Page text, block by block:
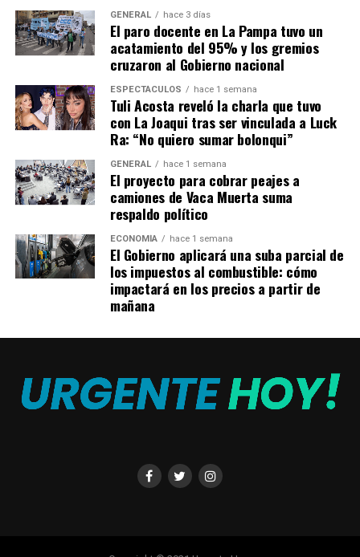
Además,Macedocontó cómo se está recuperando y
dejó algunas recomendaciones a sus seguidores de las
redes sociales para que no les pase lo mismo. “¡Ponga
antideslizante en sus duchas! Una humilde
recomendación”, dijo.
“Les pasa un update y ahora les muestro un poco en
bikini”, dijo en el video grabado desde su casa. En el
mismo, si bien hizo puchero como señal de dolor,
aseguró que ya se encuentra mucho mejor.
Isabel Macedoaclaró que se está recuperando
con el paso de los días, compartió una impactante
imagen de su cola, donde se puede ver un terrible
moretón producto del fuerte golpe que sufrió con la
GENERAL hace 3 días
El paro docente en La Pampa tuvo un
acatamiento del 95% y los gremios
cruzaron al Gobierno nacional
ESPECTÁCULOS hace 1 semana
Tuli Acosta reveló la charla que tuvo
con La Joaqui tras ser vinculada a Luck
Ra: “No quiero sumar bolonqui”
GENERAL hace 1 semana
El proyecto para cobrar peajes a
camiones de Vaca Muerta suma
respaldo político
ECONOMÍA hace 1 semana
El Gobierno aplicará una suba parcial de
los impuestos al combustible: cómo
impactará en los precios a partir de
mañana